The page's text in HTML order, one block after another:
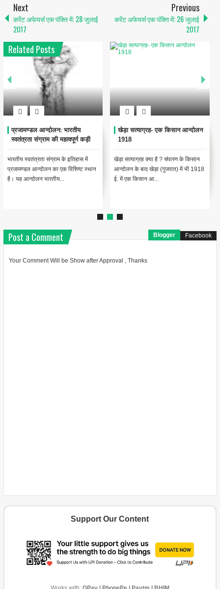
Next
करेंट अफेयर्स एक पंक्ति में: 28 जुलाई
2017
Previous
करेंट अफेयर्स एक पंक्ति में: 26 जुलाई
2017
Related Posts
प्रजामण्डल आन्दोलन: भारतीय
स्वतंत्रता संग्राम की महत्वपूर्ण कड़ी
भारतीय स्वतंत्रता संग्राम के इतिहास में
प्रजामण्डल आन्दोलन का एक विशिष्ट स्थान
है। यह आन्दोलन भारतीय...
खेड़ा सत्याग्रह- एक किसान आन्दोलन
1918
खेड़ा सत्याग्रह क्या है ? चंपारण के किसान
आन्दोलन के बाद खेड़ा (गुजरात) में भी 1918
ई. में एक किसान आ...
Post a Comment Blogger Facebook
Your Comment Will be Show after Approval , Thanks
Support Our Content